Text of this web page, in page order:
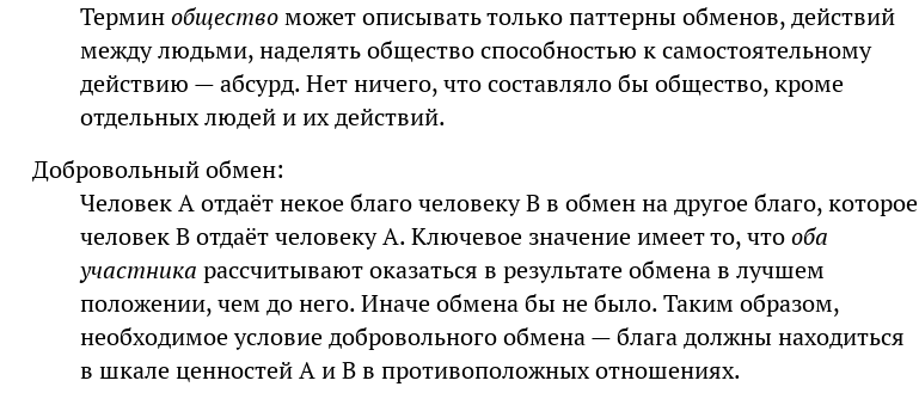
Терминобществоможет описывать только паттерны обменов, действий
между людьми, наделять общество способностью к самостоятельному
действию — абсурд. Нет ничего, что составляло бы общество, кроме
отдельных людей и их действий.
Добровольный обмен:
Человек А отдаёт некое благо человеку B в обмен на другое благо, которое
человек B отдаёт человеку A. Ключевое значение имеет то, чтооба
участника рассчитывают оказаться в результате обмена в лучшем
положении, чем до него. Иначе обмена бы не было. Таким образом,
необходимое условие добровольного обмена — блага должны находиться
в шкале ценностей A и B в противоположных отношениях.